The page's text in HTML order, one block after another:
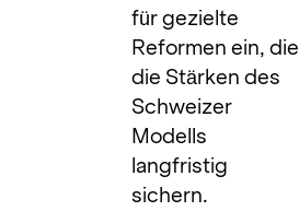
für gezielte
Reformen ein, die
die Stärken des
Schweizer
Modells
langfristig
sichern.